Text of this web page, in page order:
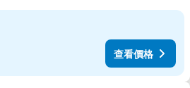
查看價格